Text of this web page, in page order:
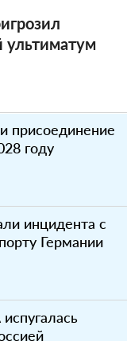
ультиматум
присоединение
году
инцидента с
Германии